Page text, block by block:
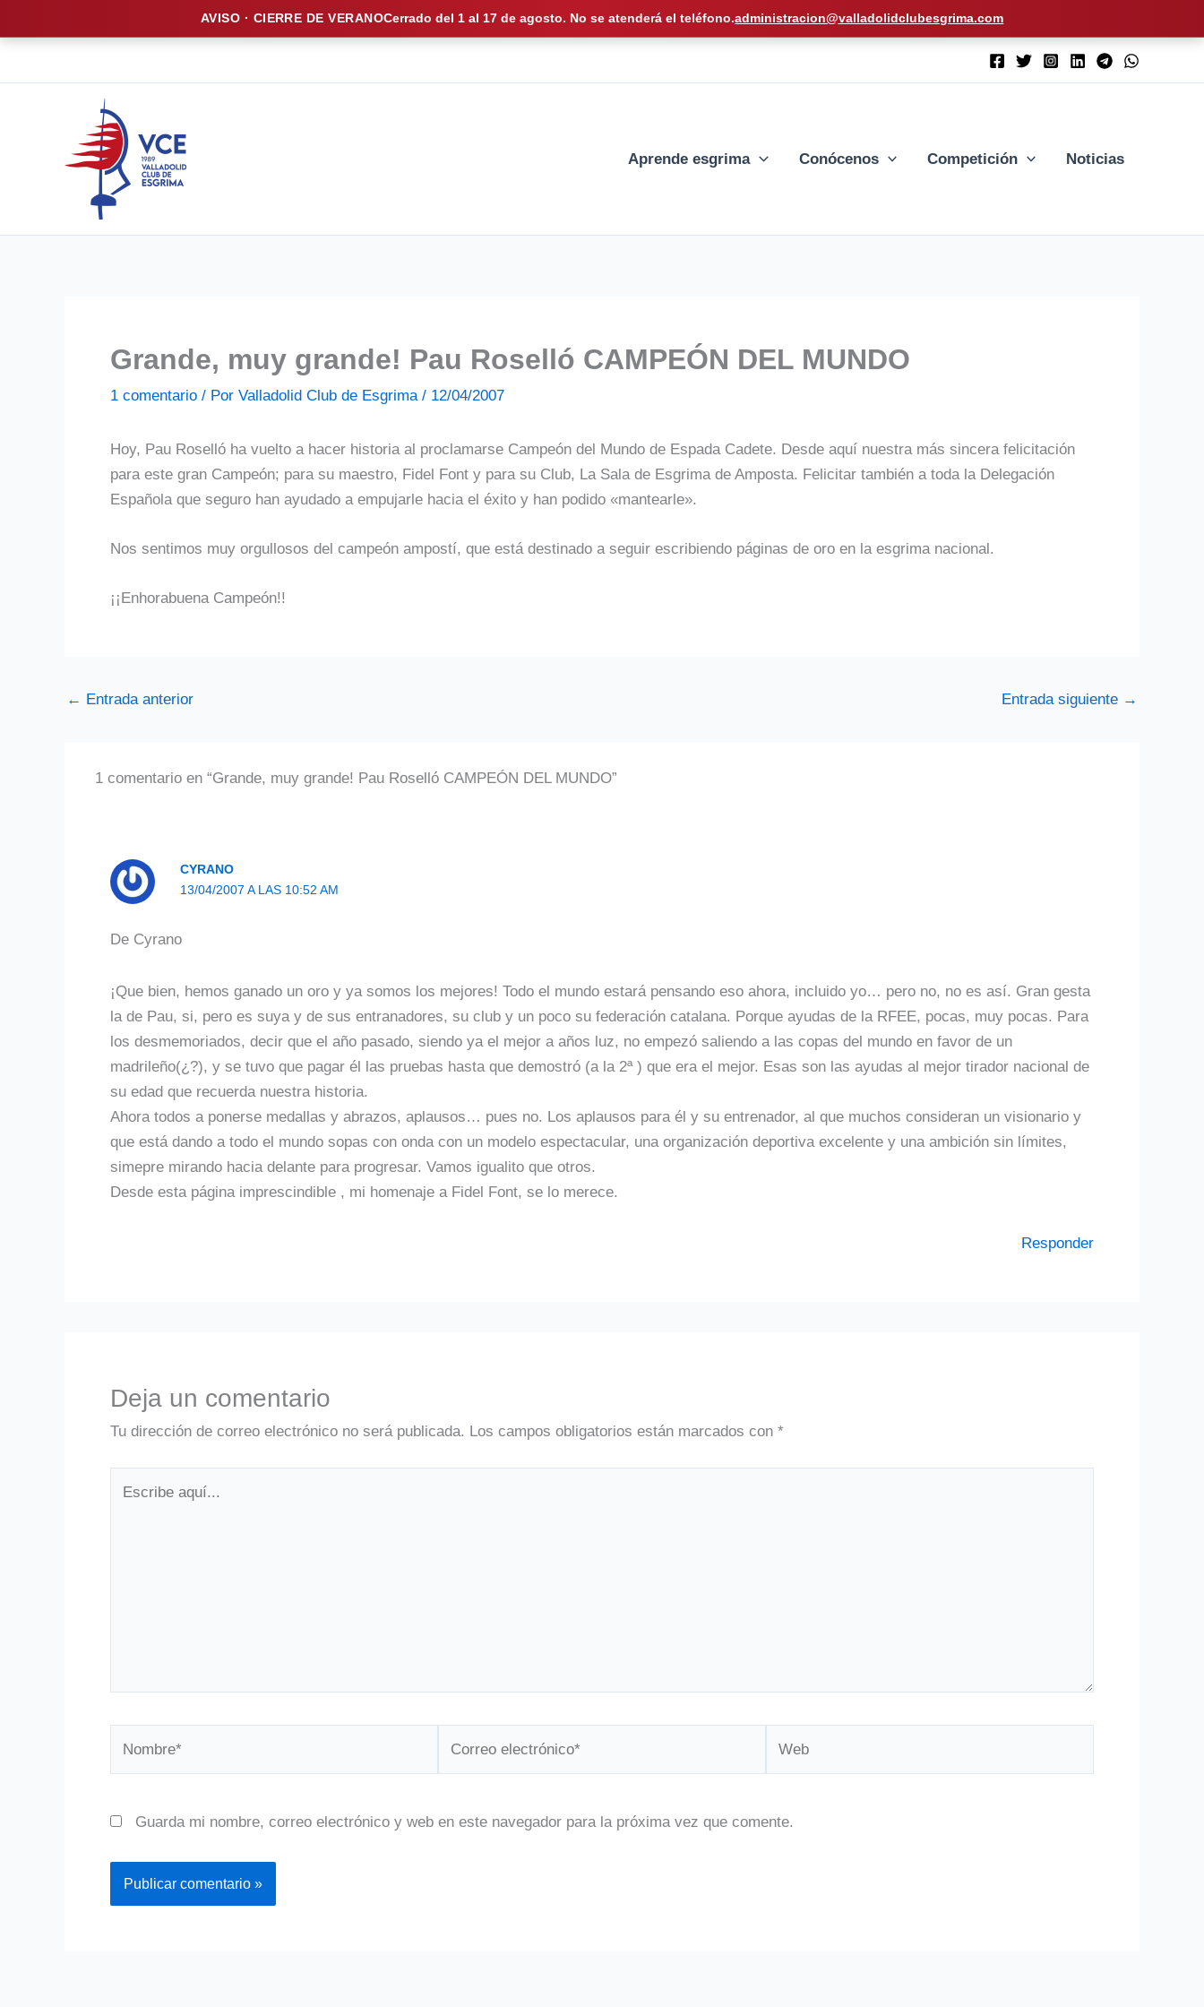
AVISO · CIERRE DE VERANOCerrado del 1 al 17 de agosto. No se atenderá el teléfono.administracion@valladolidclubesgrima.com
Aprende esgrima Conócenos Competición Noticias
Grande, muy grande! Pau Roselló CAMPEÓN DEL MUNDO
1 comentario / Por Valladolid Club de Esgrima / 12/04/2007
Hoy, Pau Roselló ha vuelto a hacer historia al proclamarse Campeón del Mundo de Espada Cadete. Desde aquí nuestra más sincera felicitación
para este gran Campeón; para su maestro, Fidel Font y para su Club, La Sala de Esgrima de Amposta. Felicitar también a toda la Delegación
Española que seguro han ayudado a empujarle hacia el éxito y han podido «mantearle».
Nos sentimos muy orgullosos del campeón ampostí, que está destinado a seguir escribiendo páginas de oro en la esgrima nacional.
¡¡Enhorabuena Campeón!!
← Entrada anterior Entrada siguiente →
1 comentario en “Grande, muy grande! Pau Roselló CAMPEÓN DEL MUNDO”
CYRANO
13/04/2007 A LAS 10:52 AM
De Cyrano
¡Que bien, hemos ganado un oro y ya somos los mejores! Todo el mundo estará pensando eso ahora, incluido yo… pero no, no es así. Gran gesta
la de Pau, si, pero es suya y de sus entranadores, su club y un poco su federación catalana. Porque ayudas de la RFEE, pocas, muy pocas. Para
los desmemoriados, decir que el año pasado, siendo ya el mejor a años luz, no empezó saliendo a las copas del mundo en favor de un
madrileño(¿?), y se tuvo que pagar él las pruebas hasta que demostró (a la 2ª ) que era el mejor. Esas son las ayudas al mejor tirador nacional de
su edad que recuerda nuestra historia.
Ahora todos a ponerse medallas y abrazos, aplausos… pues no. Los aplausos para él y su entrenador, al que muchos consideran un visionario y
que está dando a todo el mundo sopas con onda con un modelo espectacular, una organización deportiva excelente y una ambición sin límites,
simepre mirando hacia delante para progresar. Vamos igualito que otros.
Desde esta página imprescindible , mi homenaje a Fidel Font, se lo merece.
Responder
Deja un comentario
Tu dirección de correo electrónico no será publicada. Los campos obligatorios están marcados con *
Guarda mi nombre, correo electrónico y web en este navegador para la próxima vez que comente.